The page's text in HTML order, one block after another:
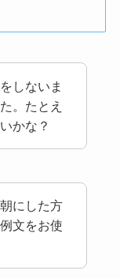
しないま
。たとえ
かな？
にした方
文をお使